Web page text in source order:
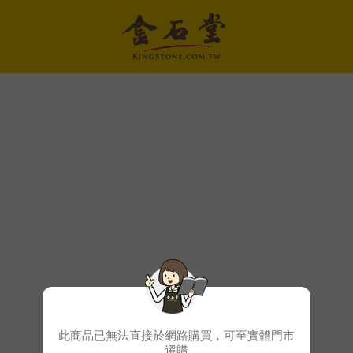
此商品已無法直接於網路購買，可至實體門市
選購